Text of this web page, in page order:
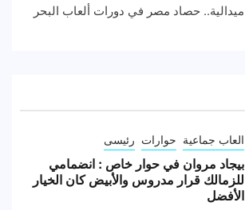
17 مشاركة و620 ميدالية.. حصاد مصر في دورات ألعاب البحر
العاب جماعية حوارات رئيسى
بيجاد مروان في حوار خاص : انضمامي
للزمالك قرار مدروس والأبيض كان الخيار
الأفضل